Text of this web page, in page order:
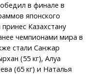
в финале в
японского
Казахстану
чемпионами мира в
стали Санжар
(55 кг), Алуа
(65 кг) и Наталья